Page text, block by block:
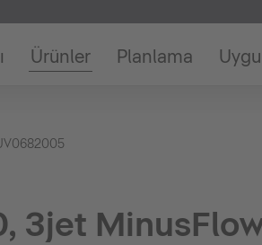
Ürünler Planlama
3jet